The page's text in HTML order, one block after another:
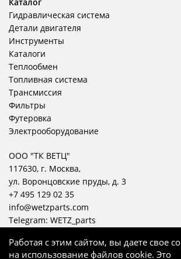
Гидравлическая система
Детали двигателя
Инструменты
Каталоги
Теплообмен
Топливная система
Трансмиссия
Фильтры
Футеровка
Электрооборудование
ООО "ТК ВЕТЦ"
117630, г. Москва,
ул. Воронцовские пруды, д. 3
+7 495 129 02 35
info@wetzparts.com
Telegram: WETZ_parts
Работая с этим сайтом, вы даете свое
на использование файлов cookie. Это